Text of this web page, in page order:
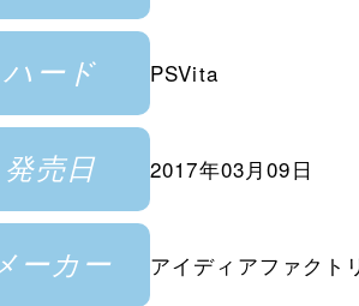
ハード PSVita
発売日 2017年03月09日
ーカー アイディアファクト